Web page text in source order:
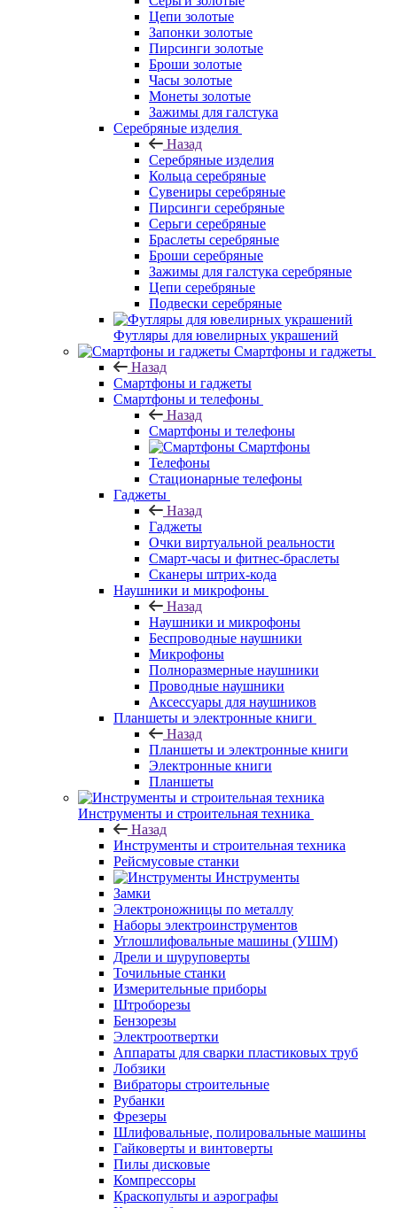
Цепи золотые
Запонки золотые
Пирсинги золотые
Броши золотые
Часы золотые
Монеты золотые
Зажимы для галстука
Серебряные изделия
Назад
Серебряные изделия
Кольца серебряные
Сувениры серебряные
Пирсинги серебряные
Серьги серебряные
Браслеты серебряные
Броши серебряные
Зажимы для галстука серебряные
Цепи серебряные
Подвески серебряные
Футляры для ювелирных украшений
Смартфоны и гаджеты
Назад
Смартфоны и гаджеты
Смартфоны и телефоны
Назад
Смартфоны и телефоны
Смартфоны
Телефоны
Стационарные телефоны
Гаджеты
Назад
Гаджеты
Очки виртуальной реальности
Смарт-часы и фитнес-браслеты
Сканеры штрих-кода
Наушники и микрофоны
Назад
Наушники и микрофоны
Беспроводные наушники
Микрофоны
Полноразмерные наушники
Проводные наушники
Аксессуары для наушников
Планшеты и электронные книги
Назад
Планшеты и электронные книги
Электронные книги
Планшеты
Инструменты и строительная техника
Назад
Инструменты и строительная техника
Рейсмусовые станки
Инструменты
Замки
Электроножницы по металлу
Наборы электроинструментов
Углошлифовальные машины (УШМ)
Дрели и шуруповерты
Точильные станки
Измерительные приборы
Штроборезы
Бензорезы
Электроотвертки
Аппараты для сварки пластиковых труб
Лобзики
Вибраторы строительные
Рубанки
Фрезеры
Шлифовальные, полировальные машины
Гайковерты и винтоверты
Пилы дисковые
Компрессоры
Краскопульты и аэрографы